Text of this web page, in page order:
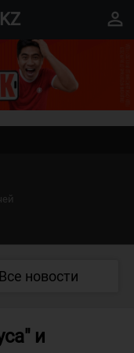
perm_identity
Все новости
и